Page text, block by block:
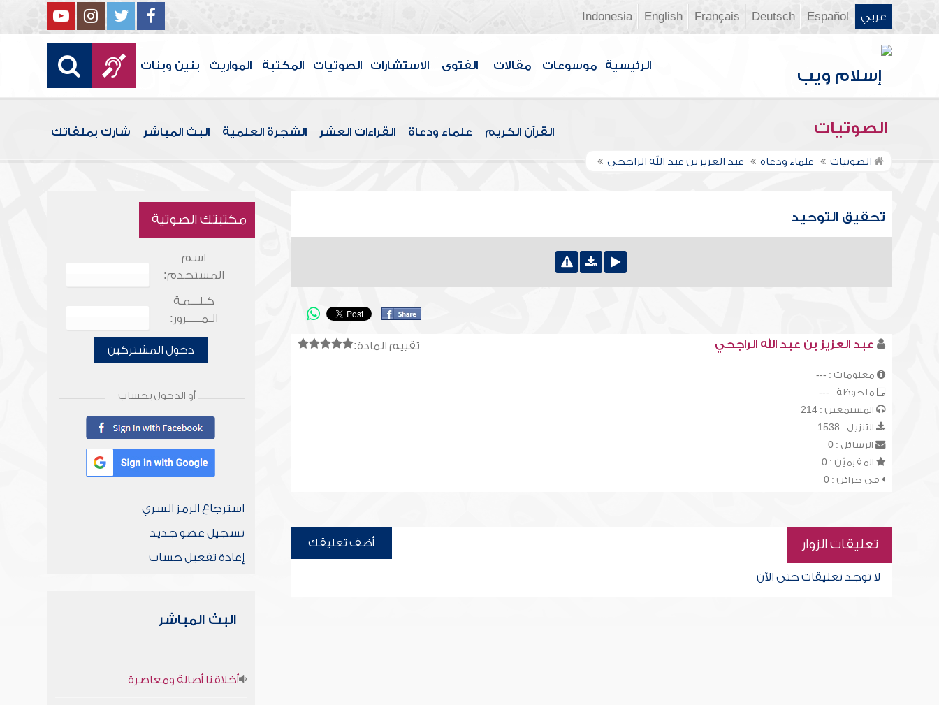
عربي Español
Deutsch
Français
English
Indonesia
الرئيسية موسوعات مقالات الفتوى الاستشارات الصوتيات المكتبة المواريث بنين وبنات
الصوتيات القرآن الكريم علماء ودعاة القراءات العشر الشجرة العلمية البث المباشر شارك بملفاتك
الصوتيات علماء ودعاة عبد العزيز بن عبد الله الراجحي
تحقيق التوحيد
تقييم المادة: عبد العزيز بن عبد الله الراجحي
معلومات : ---
ملحوظة : ---
المستمعين : 214
التنزيل : 1538
الرسائل : 0
المقيميّن : 0
في خزائن : 0
تعليقات الزوار أضف تعليقك
لا توجد تعليقات حتى الآن
مكتبتك الصوتية
اسم
المستخدم:
كـلـــمـة
الـمـــــرور:
دخول المشتركين
أو الدخول بحساب
استرجاع الرمز السري
تسجيل عضو جديد
إعادة تفعيل حساب
البث المباشر
أخلاقنا أصالة ومعاصرة